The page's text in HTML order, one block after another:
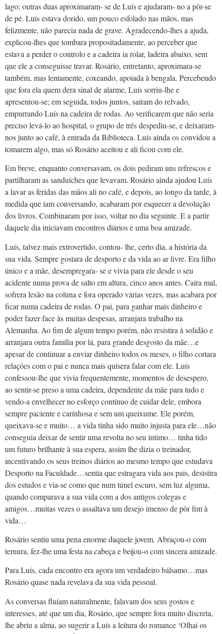
lago; outras duas aproximaram- se de Luís e ajudaram- no a pôr-se
de pé. Luís estava dorido, um pouco esfolado nas mãos, mas
felizmente, não parecia nada de grave. Agradecendo-lhes a ajuda,
explicou-lhes que tombara propositadamente, ao perceber que
estava a perder o controlo e a cadeira ia rolar, ladeira abaixo, sem
que ele a conseguisse travar. Rosário, entretanto, aproximara-se
também, mas lentamente, coxeando, apoiada à bengala. Percebendo
que fora ela quem dera sinal de alarme, Luís sorriu-lhe e
apresentou-se; em seguida, todos juntos, saíram do relvado,
empurrando Luís na cadeira de rodas. Ao verificarem que não seria
preciso levá-lo ao hospital, o grupo de três despediu-se, e deixaram-
nos junto ao café, à entrada da Biblioteca. Luís ainda os convidou a
tomarem algo, mas só Rosário aceitou e ali ficou com ele.
Em breve, enquanto conversavam, os dois pediram uns refrescos e
partilharam as sanduíches que levavam. Rosário ainda ajudou Luís
a lavar as feridas das mãos ali no café, e depois, ao longo da tarde, à
medida que iam conversando, acabaram por esquecer a devolução
dos livros. Combinaram por isso, voltar no dia seguinte. E a partir
daquele dia iniciavam encontros diários e uma boa amizade.
Luís, talvez mais extrovertido, contou- lhe, certo dia, a história da
sua vida. Sempre gostara de desporto e da vida ao ar livre. Era filho
único e a mãe, desempregara- se e vivia para ele desde o seu
acidente numa prova de salto em altura, cinco anos antes. Caíra mal,
sofrera lesão na coluna e fora operado várias vezes, mas acabara por
ficar numa cadeira de rodas. O pai, para ganhar mais dinheiro e
poder fazer face às muitas despesas, arranjara trabalho na
Alemanha. Ao fim de algum tempo porém, não resistira à solidão e
arranjara outra família por lá, para grande desgosto da mãe…e
apesar de continuar a enviar dinheiro todos os meses, o filho cortara
relações com o pai e nunca mais quisera falar com ele. Luís
confessou-lhe que vivia frequentemente, momentos de desespero,
ao sentir-se preso a uma cadeira, dependente da mãe para tudo e
vendo-a envelhecer no esforço contínuo de cuidar dele, embora
sempre paciente e carinhosa e sem um queixume. Ele porém,
queixava-se e muito… a vida tinha sido muito injusta para ele…não
conseguia deixar de sentir uma revolta no seu íntimo… tinha tido
um futuro brilhante à sua espera, assim lhe dizia o treinador,
incentivando os seus treinos diários ao mesmo tempo que estudava
Desporto na Faculdade…sentia que estragara vida aos pais, desistira
dos estudos e via-se como que num túnel escuro, sem luz alguma,
quando comparava a sua vida com a dos antigos colegas e
amigos…muitas vezes o assaltava um desejo imenso de pôr fim à
vida…
Rosário sentiu uma pena enorme daquele jovem. Abraçou-o com
ternura, fez-lhe uma festa na cabeça e beijou-o com sincera amizade.
Para Luís, cada encontro era agora um verdadeiro bálsamo…mas
Rosário quase nada revelava da sua vida pessoal.
As conversas fluíam naturalmente, falavam dos seus gostos e
interesses, até que um dia, Rosário, que sempre fora muito discreta,
lhe abriu a alma, ao sugerir a Luís a leitura do romance ‘Olhai os